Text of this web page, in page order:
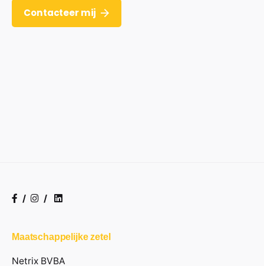
Contacteer mij
/ /
Maatschappelijke zetel
Netrix BVBA